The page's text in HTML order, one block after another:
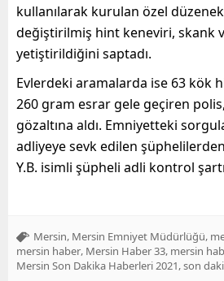
kullanılarak kurulan özel
değiştirilmiş hint keneviri, skank
yetiştirildiğini saptadı.
Evlerdeki aramalarda ise 63 kök
260 gram esrar gele geçiren
gözaltına aldı. Emniyetteki
adliyeye sevk edilen
Y.B. isimli şüpheli adli kontrol
Mersin Mersin Emniyet Müdürlüğü
mersin haber Mersin Haber 33 mersin
Mersin Son Dakika Haberleri 2021 son